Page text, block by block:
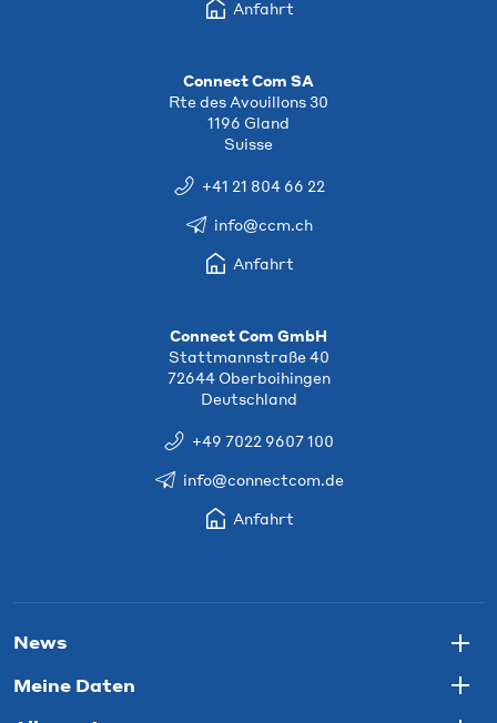
Anfahrt
Connect Com SA
Rte des Avouillons 30
1196 Gland
Suisse
+41 21 804 66 22
info@ccm.ch
Anfahrt
Connect Com GmbH
Stattmannstraße 40
72644 Oberboihingen
Deutschland
+49 7022 9607 100
info@connectcom.de
Anfahrt
News
Meine Daten